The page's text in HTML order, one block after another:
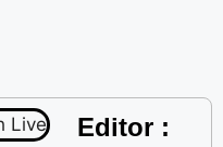
Editor :